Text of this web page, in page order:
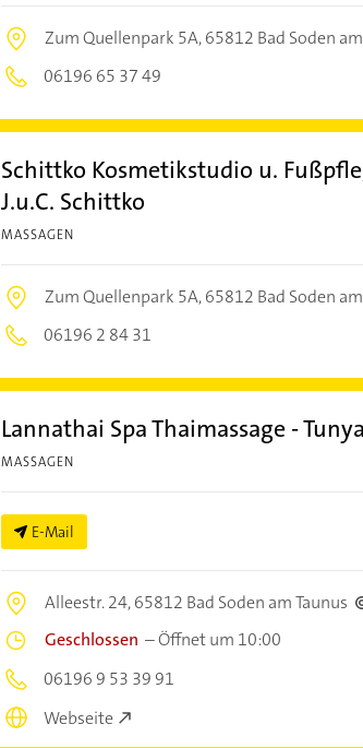
Zum Quellenpark 5A,65812 Bad Soden
06196 65 37 49
Schittko Kosmetikstudio u.
J.u.C. Schittko
MASSAGEN
Zum Quellenpark 5A,65812 Bad Soden
06196 2 84 31
Lannathai Spa Thaimassage -
MASSAGEN
E-Mail
Alleestr. 24,65812 Bad Soden am Taunus
Geschlossen –Öffnet um 10:00
06196 9 53 39 91
Webseite